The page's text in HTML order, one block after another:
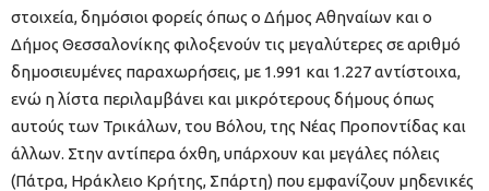
στοιχεία, δημόσιοι φορείς όπως ο Δήμος Αθηναίων και ο
Δήμος Θεσσαλονίκης φιλοξενούν τις μεγαλύτερες σε αριθμό
δημοσιευμένες παραχωρήσεις, με 1.991 και 1.227 αντίστοιχα,
ενώ η λίστα περιλαμβάνει και μικρότερους δήμους όπως
αυτούς των Τρικάλων, του Βόλου, της Νέας Προποντίδας και
άλλων. Στην αντίπερα όχθη, υπάρχουν και μεγάλες πόλεις
(Πάτρα, Ηράκλειο Κρήτης, Σπάρτη) που εμφανίζουν μηδενικές